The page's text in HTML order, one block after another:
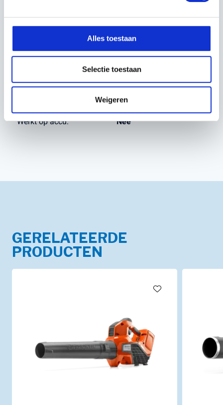
Alles toestaan
Selectie toestaan
Weigeren
Netto Vermogen (kW): 0,8 kW
12,5 N
Draagtuig: Nee
2 takt (50:1)
Werkt op accu: Nee
GERELATEERDE
PRODUCTEN